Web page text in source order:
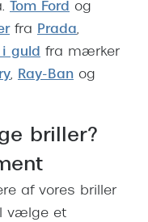
Tom Ford
og
fra Prada,
i guld fra mærker
, Ray-Ban og
briller?
af vores briller
vælge et